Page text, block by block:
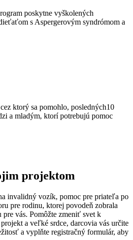
poskytne vyškolených
s Aspergerovým syndrómom a
ktorý sa pomohlo, posledných10
a mladým, ktorí potrebujú pomoc
projektom
invalidný vozík, pomoc pre priateľa po
pre rodinu, ktorej povodeň zobrala
pre vás. Pomôžte zmeniť svet k
a veľké srdce, darcovia vás určite
a vyplňte registračný formulár, aby